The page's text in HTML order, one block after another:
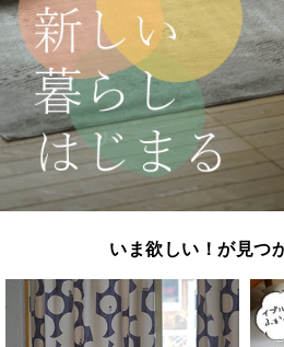
いま欲しい！が見つ